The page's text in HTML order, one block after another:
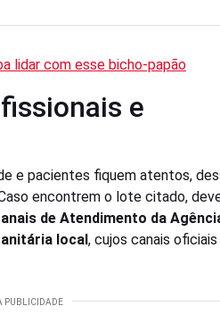
lidar com esse bicho-papão
e
e pacientes fiquem atentos,
encontrem o lote citado,
de Atendimento da
local , cujos canais oficiais